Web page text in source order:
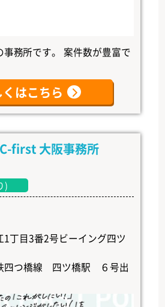
務所です。 案件数が豊富で
はこちら
first 大阪事務所
)
1丁目3番2号ビーイング四ツ
四つ橋線 四ツ橋駅 ６号出